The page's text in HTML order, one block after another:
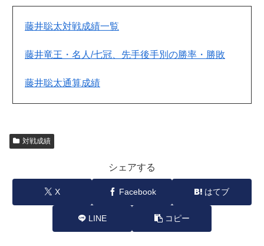
藤井聡太対戦成績一覧
藤井竜王・名人/七冠、先手後手別の勝率・勝敗
藤井聡太通算成績
対戦成績
シェアする
X Facebook はてブ
LINE コピー